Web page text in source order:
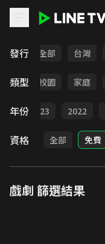
發行 全部 台灣
類型
職場 校園 家庭
年份 2023 2022
資格 全部 免費
戲劇 篩選結果